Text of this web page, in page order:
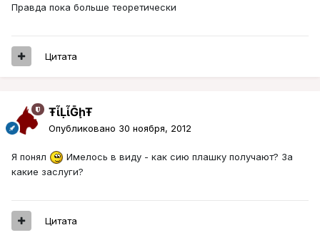
Правда пока больше теоретически
Цитата
ŦᾡἷḶἷḠḩŦ
Опубликовано 30 ноября, 2012
Я понял
Имелось в виду - как сию плашку получают? За
какие заслуги?
Цитата